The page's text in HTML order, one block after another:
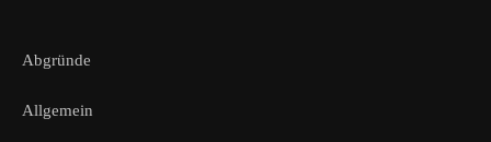
Abgründe
Allgemein